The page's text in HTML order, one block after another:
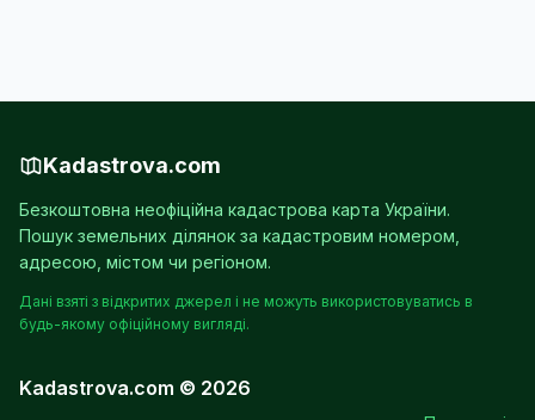
Kadastrova.com
Безкоштовна неофіційна кадастрова карта України.
Пошук земельних ділянок за кадастровим номером,
адресою, містом чи регіоном.
Дані взяті з відкритих джерел і не можуть використовуватись в
будь-якому офіційному вигляді.
Kadastrova.com © 2026